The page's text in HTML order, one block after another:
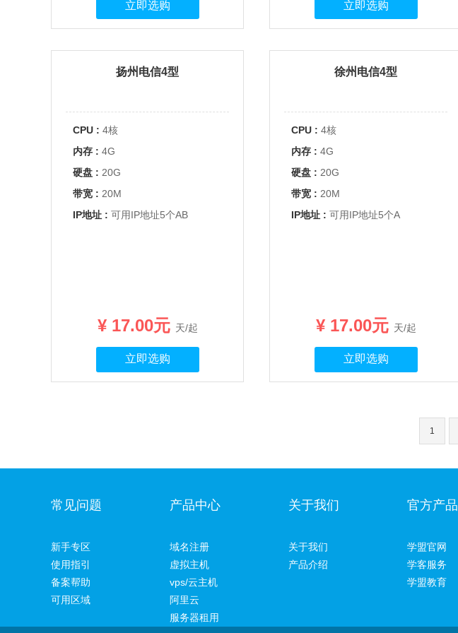
立即选购 立即选购
扬州电信4型
CPU : 4核
内存 : 4G
硬盘 : 20G
带宽 : 20M
IP地址 : 可用IP地址5个AB
¥ 17.00元 天/起
立即选购
徐州电信4型
CPU : 4核
内存 : 4G
硬盘 : 20G
带宽 : 20M
IP地址 : 可用IP地址5个A
¥ 17.00元 天/起
立即选购
1
常见问题
新手专区
使用指引
备案帮助
可用区域
产品中心
域名注册
虚拟主机
vps/云主机
阿里云
服务器租用
关于我们
关于我们
产品介绍
官方产品
学盟官网
学客服务
学盟教育